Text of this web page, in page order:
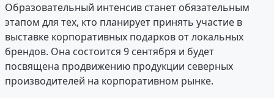
Образовательный интенсив станет обязательным
этапом для тех, кто планирует принять участие в
выставке корпоративных подарков от локальных
брендов. Она состоится 9 сентября и будет
посвящена продвижению продукции северных
производителей на корпоративном рынке.